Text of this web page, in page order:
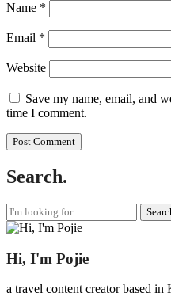
Name *
Email *
Website
Save my name, email, and
time I comment.
Search.
Search
for:
Hi, I'm Pojie
a travel content creator based